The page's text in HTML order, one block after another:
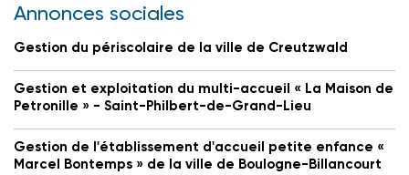
Annonces sociales
Gestion du périscolaire de la ville de Creutzwald
Gestion et exploitation du multi-accueil « La Maison de
Petronille » - Saint-Philbert-de-Grand-Lieu
Gestion de l'établissement d'accueil petite enfance «
Marcel Bontemps » de la ville de Boulogne-Billancourt